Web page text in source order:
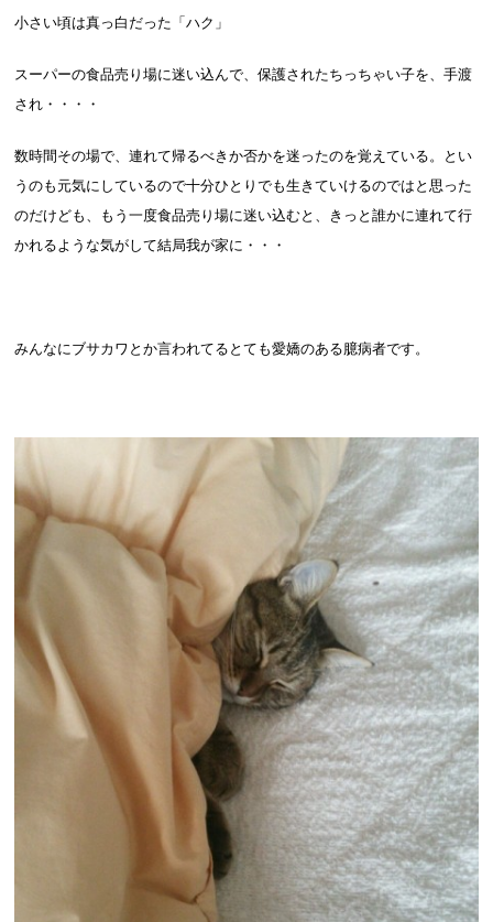
小さい頃は真っ白だった「ハク」
スーパーの食品売り場に迷い込んで、保護されたちっちゃい子を、手渡
され・・・・
数時間その場で、連れて帰るべきか否かを迷ったのを覚えている。とい
うのも元気にしているので十分ひとりでも生きていけるのではと思った
のだけども、もう一度食品売り場に迷い込むと、きっと誰かに連れて行
かれるような気がして結局我が家に・・・
みんなにブサカワとか言われてるとても愛嬌のある臆病者です。